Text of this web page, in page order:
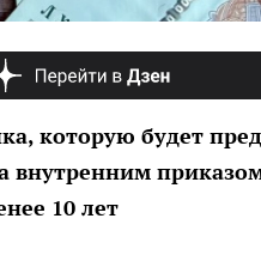
которую будет
внутренним
10 лет